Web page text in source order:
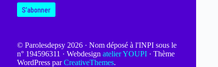
© Parolesdepsy 2026 · Nom déposé à l'INPI sous le
n° 194596311 · Webdesign atelier YOUPI · Thème
WordPress parCreativeThemes.